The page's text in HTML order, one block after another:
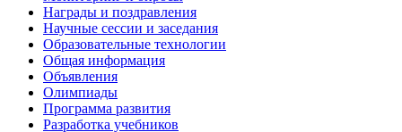
Награды и поздравления
Научные сессии и заседания
Образовательные технологии
Общая информация
Объявления
Олимпиады
Программа развития
Разработка учебников